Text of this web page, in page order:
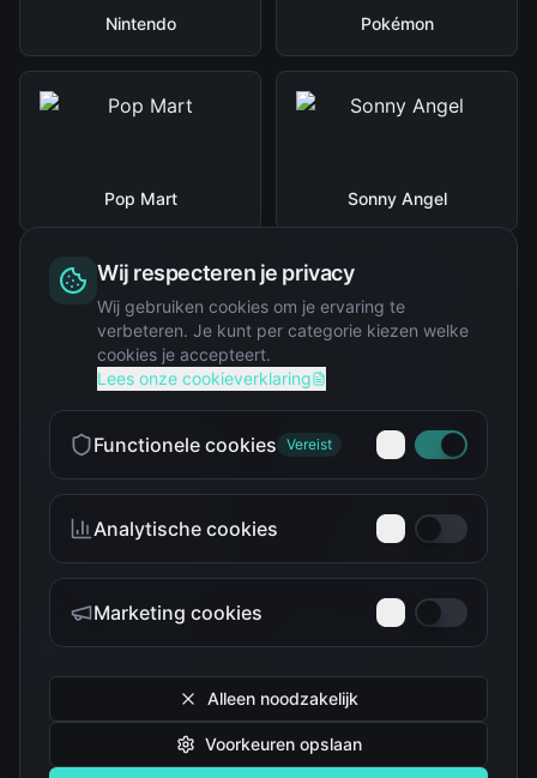
Nintendo Pokémon
Pop Mart Sonny Angel
Squishy
The Simpsons
Troetelbeertjes
Wij respecteren je privacy
Wij gebruiken cookies om je ervaring te
verbeteren. Je kunt per categorie kiezen welke
cookies je accepteert.
Lees onze cookieverklaring
Functionele cookies Vereist
Analytische cookies
Marketing cookies
Alleen noodzakelijk
Voorkeuren opslaan